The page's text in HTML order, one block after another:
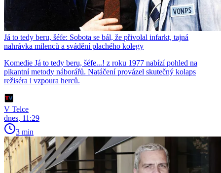
Já to tedy beru, šéfe: Sobota se bál, že přivolal infarkt, tajná
nahrávka milenců a svádění plachého kolegy
Komedie Já to tedy beru, šéfe...! z roku 1977 nabízí pohled na
pikantní metody náborářů. Natáčení provázel skutečný kolaps
režiséra i vzpoura herců.
V Telce
dnes, 11:29
3 min